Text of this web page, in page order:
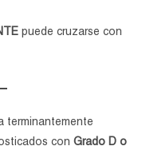
puede cruzarse con
terminantemente
conGrado D o